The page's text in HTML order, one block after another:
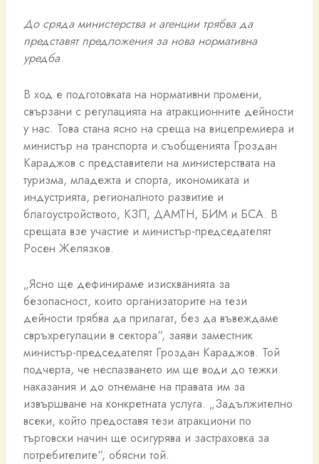
До сряда министерства и агенции трябва да
представят предложения за нова нормативна
уредба
В ход е подготовката на нормативни промени,
свързани с регулацията на атракционните дейности
у нас. Това стана ясно на среща на вицепремиера и
министър на транспорта и съобщенията Гроздан
Караджов с представители на министерствата на
туризма, младежта и спорта, икономиката и
индустрията, регионалното развитие и
благоустройството, КЗП, ДАМТН, БИМ и БСА. В
срещата взе участие и министър-председателят
Росен Желязков.
„Ясно ще дефинираме изискванията за
безопасност, които организаторите на тези
дейности трябва да прилагат, без да въвеждаме
свръхрегулации в сектора“, заяви заместник
министър-председателят Гроздан Караджов. Той
подчерта, че неспазването им ще води до тежки
наказания и до отнемане на правата им за
извършване на конкретната услуга. „Задължително
всеки, който предоставя тези атракциони по
търговски начин ще осигурява и застраховка за
потребителите“, обясни той.